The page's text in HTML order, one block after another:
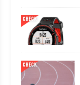
CHECK
CHECK